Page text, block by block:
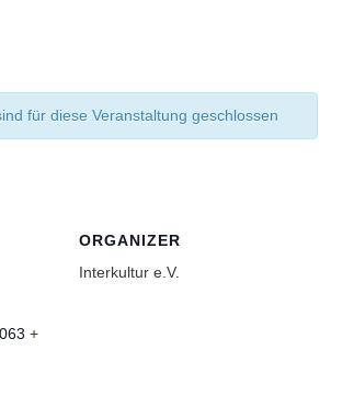
+
ORGANIZER
Interkultur e.V.
für diese Veranstaltung geschlossen